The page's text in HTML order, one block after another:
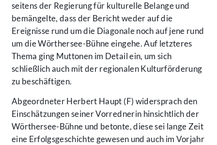
seitens der Regierung für kulturelle Belange und
bemängelte, dass der Bericht weder auf die
Ereignisse rund um die Diagonale noch auf jene rund
um die Wörthersee-Bühne eingehe. Auf letzteres
Thema ging Muttonen im Detail ein, um sich
schließlich auch mit der regionalen Kulturförderung
zu beschäftigen.
Abgeordneter Herbert Haupt (F) widersprach den
Einschätzungen seiner Vorrednerin hinsichtlich der
Wörthersee-Bühne und betonte, diese sei lange Zeit
eine Erfolgsgeschichte gewesen und auch im Vorjahr